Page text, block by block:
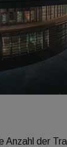
der